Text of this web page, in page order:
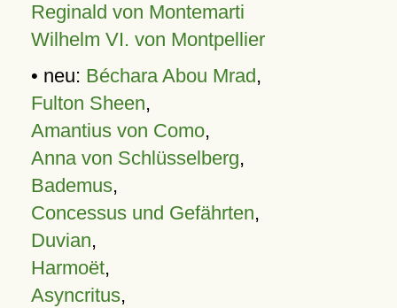
Reginald von Montemarti
Wilhelm VI. von Montpellier
• neu: Béchara Abou Mrad,
Fulton Sheen,
Amantius von Como,
Anna von Schlüsselberg,
Bademus,
Concessus und Gefährten,
Duvian,
Harmoët,
Asyncritus,